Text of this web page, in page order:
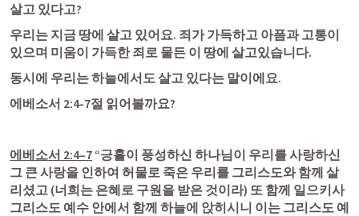
살고 있다고?
우리는 지금 땅에 살고 있어요. 죄가 가득하고 아픔과 고통이
있으며 미움이 가득한 죄로 물든 이 땅에 살고있습니다.
동시에 우리는 하늘에서도 살고 있다는 말이에요.
에베소서 2:4-7절 읽어볼까요?
에베소서 2:4–7 “긍휼이 풍성하신 하나님이 우리를 사랑하신
그 큰 사랑을 인하여 허물로 죽은 우리를 그리스도와 함께 살
리셨고 (너희는 은혜로 구원을 받은 것이라) 또 함께 일으키사
그리스도 예수 안에서 함께 하늘에 앉히시니 이는 그리스도 예